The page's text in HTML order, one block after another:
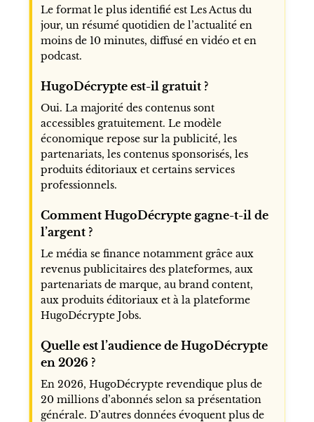
Le format le plus identifié est Les Actus du
jour, un résumé quotidien de l’actualité en
moins de 10 minutes, diffusé en vidéo et en
podcast.
HugoDécrypte est-il gratuit ?
Oui. La majorité des contenus sont
accessibles gratuitement. Le modèle
économique repose sur la publicité, les
partenariats, les contenus sponsorisés, les
produits éditoriaux et certains services
professionnels.
Comment HugoDécrypte gagne-t-il de
l’argent ?
Le média se finance notamment grâce aux
revenus publicitaires des plateformes, aux
partenariats de marque, au brand content,
aux produits éditoriaux et à la plateforme
HugoDécrypte Jobs.
Quelle est l’audience de HugoDécrypte
en 2026 ?
En 2026, HugoDécrypte revendique plus de
20 millions d’abonnés selon sa présentation
générale. D’autres données évoquent plus de